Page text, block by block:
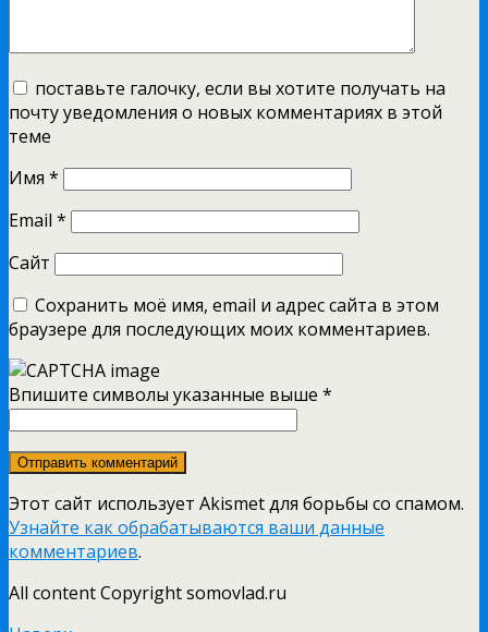
поставьте галочку, если вы хотите получать на
почту уведомления о новых комментариях в этой
теме
Имя *
Email *
Сайт
Сохранить моё имя, email и адрес сайта в этом
браузере для последующих моих комментариев.
Впишите символы указанные выше *
Этот сайт использует Akismet для борьбы со спамом.
Узнайте как обрабатываются ваши данные
комментариев.
All content Copyright somovlad.ru